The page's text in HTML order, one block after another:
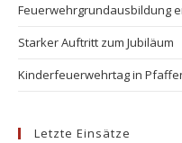
Feuerwehrgrundausbildung
Starker Auftritt zum Jubiläum
Kinderfeuerwehrtag in
Letzte Einsätze